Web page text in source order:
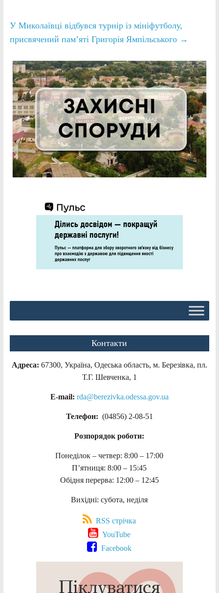
У Миколаївці відбувся турнір із мініфутболу,
присвячений пам’яті Григорія Ямпільського →
Контакти
Адреса: 67300, Україна, Одеська область, м. Березівка, пл.
Т.Г. Шевченка, 1
E-mail: rda@berezivka.odessa.gov.ua
Телефон: (04856) 2-08-51
Розпорядок роботи:
Понеділок – четвер: 8:00 – 17:00
П’ятниця: 8:00 – 15:45
Обідня перерва: 12:00 – 12:45
Вихідні: субота, неділя
RSS стрічка
YouTube
Facebook